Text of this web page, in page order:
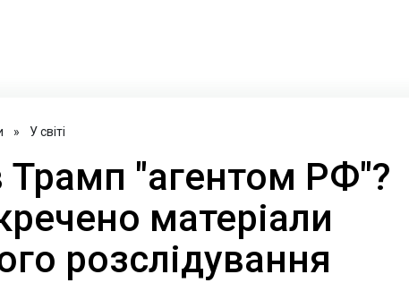
» У світі
Трамп "агентом РФ"?
матеріали
розслідування